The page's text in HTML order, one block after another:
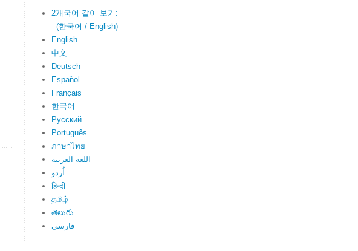
2개국어 같이 보기:
(한국어 / English)
English
中文
Deutsch
Español
Français
한국어
Русский
Português
ภาษาไทย
اللغة العربية
اُردو
हिन्दी
தமிழ்
తెలుగు
فارسی